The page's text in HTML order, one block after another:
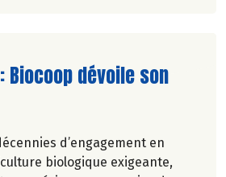
l'article
Biocoop dévoile son
d’engagement en
biologique exigeante,